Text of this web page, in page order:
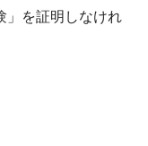
」を証明しなけれ